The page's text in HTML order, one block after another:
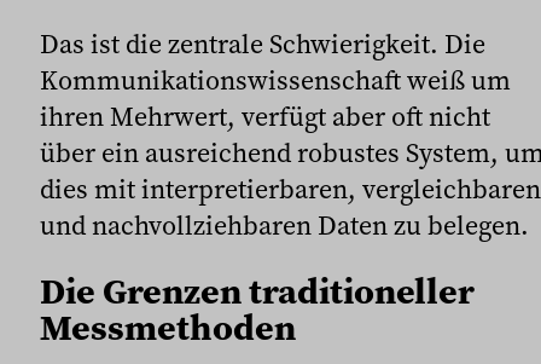
Das ist die zentrale Schwierigkeit. Die
Kommunikationswissenschaft weiß um
ihren Mehrwert, verfügt aber oft nicht
über ein ausreichend robustes System,
dies mit interpretierbaren, vergleichbaren
und nachvollziehbaren Daten zu belegen.
Die Grenzen traditioneller
Messmethoden